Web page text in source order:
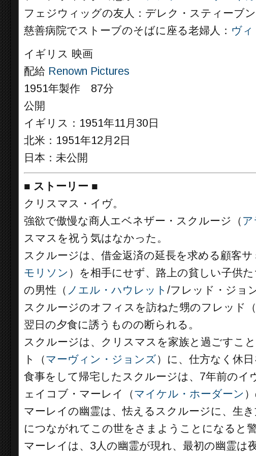
フェジウィッグの友人：デレク・スティーブ
慈善病院でストーブのそばに座る老婦人： ヴ
イギリス 映画
配給 Renown Pictures
1951年製作 87分
公開
イギリス：1951年11月30日
北米：1951年12月2日
日本：未公開
■ ストーリー ■
クリスマス・イヴ。
強欲で傲慢な商人エベネザー・スクルージ（
スマスを祝う気はなかった。
スクルージは、借金返済の延長を求める顧客
モリソン ）を相手にせず、路上の貧しい子供
の男性（ ノエル・ハウレット /フレッド・ジョ
スクルージのオフィスを訪ねた甥のフレッド（
翌日の夕食に誘うものの断られる。
スクルージは、クリスマスを家族と過ごすこ
ト（マーヴィン・ジョンズ）に、仕方なく休日
食事をして帰宅したスクルージは、7年前の
ェイコブ・マーレイ（マイケル・ホーダーン
マーレイの幽霊は、怯えるスクルージに、生
につながれてこの世をさまようことになると警
マーレイは、3人の幽霊が現れ、最初の幽霊